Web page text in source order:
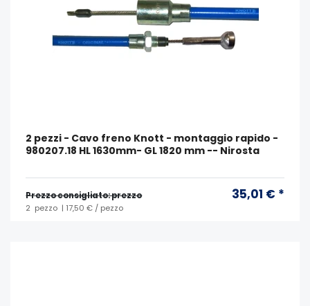
2 pezzi - Cavo freno Knott - montaggio rapido -
980207.18 HL 1630mm- GL 1820 mm -- Nirosta
Prezzo consigliato: prezzo 35,01 € *
2 pezzo | 17,50 € / pezzo